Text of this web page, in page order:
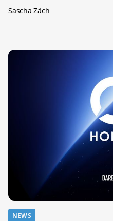
Sascha Zäch
NEWS